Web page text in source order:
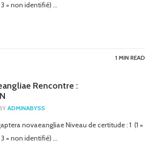
= non identifié) …
1 MIN READ
Rencontre :
ADMINABYSS
novaeangliae Niveau de certitude : 1 (1 =
= non identifié) …